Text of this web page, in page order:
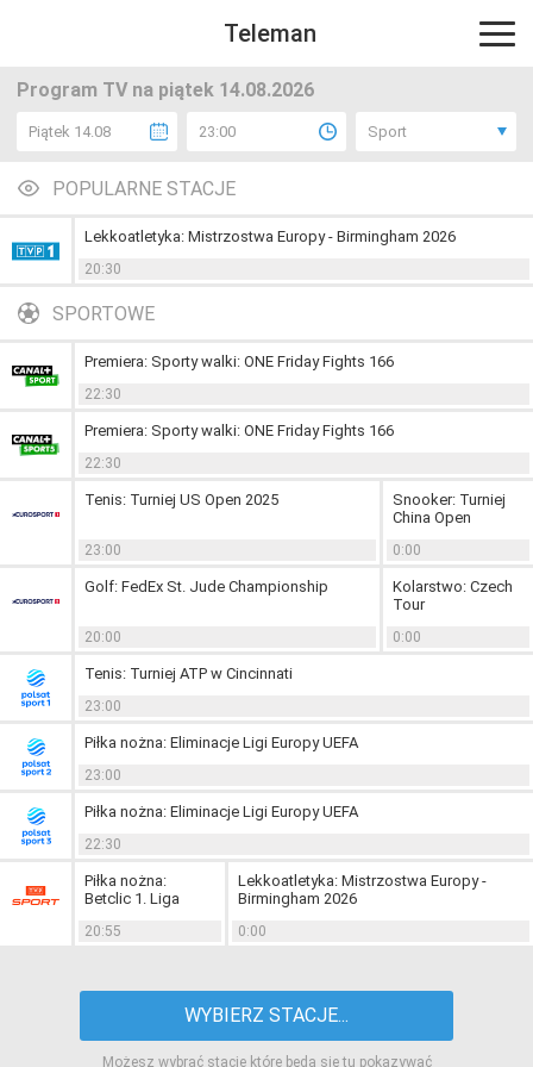
Teleman
Program TV na piątek 14.08.2026
Piątek 14.08 23:00 Sport
POPULARNE STACJE
Lekkoatletyka: Mistrzostwa Europy - Birmingham 2026
20:30
SPORTOWE
Premiera: Sporty walki: ONE Friday Fights 166
22:30
Premiera: Sporty walki: ONE Friday Fights 166
22:30
Tenis: Turniej US Open 2025
23:00
Snooker: Turniej
China Open
0:00
Golf: FedEx St. Jude Championship
20:00
Kolarstwo: Czech
Tour
0:00
Tenis: Turniej ATP w Cincinnati
23:00
Piłka nożna: Eliminacje Ligi Europy UEFA
23:00
Piłka nożna: Eliminacje Ligi Europy UEFA
22:30
Piłka nożna:
Betclic 1. Liga
20:55
Lekkoatletyka: Mistrzostwa Europy -
Birmingham 2026
0:00
WYBIERZ STACJE...
Możesz wybrać stacje które będą się tu pokazywać